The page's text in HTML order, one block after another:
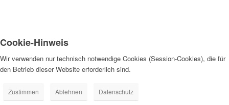
Cookie-Hinweis
Wir verwenden nur technisch notwendige Cookies (Session-Cookies), die für
den Betrieb dieser Website erforderlich sind.
Zustimmen Ablehnen Datenschutz